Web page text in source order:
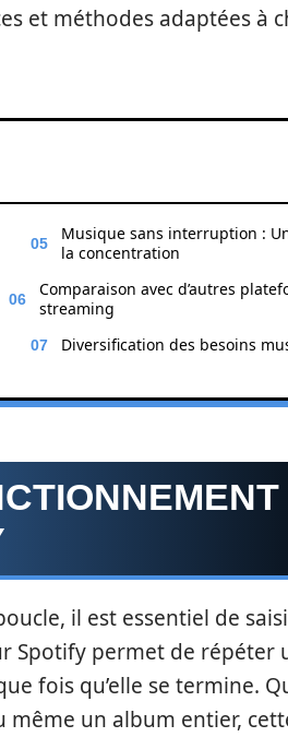
et méthodes adaptées à
Musique sans interruption :
la concentration
Comparaison avec d’autres
streaming
Diversification des besoins
il est essentiel de
Spotify permet de répéter
fois qu’elle se termine.
un album entier,